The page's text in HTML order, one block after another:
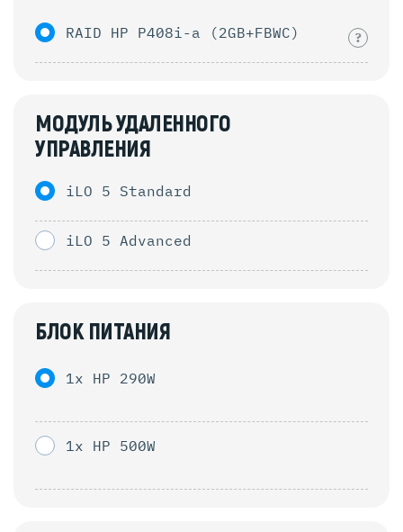
RAID HP P408i-a (2GB+FBWC) ?
МОДУЛЬ УДАЛЕННОГО
УПРАВЛЕНИЯ
iLO 5 Standard
iLO 5 Advanced
БЛОК ПИТАНИЯ
1x HP 290W
1x HP 500W